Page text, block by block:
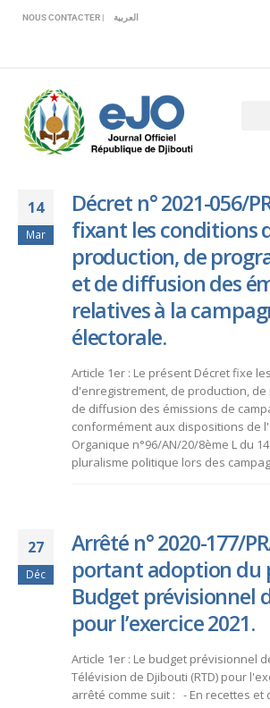
comprend
système
NOUS CONTACTER | العربية
14
Mar
Décret n° 2021-056/
fixant les conditions
production, de
et de diffusion des
relatives à la
électorale.
Article 1er : Le présent Décret fixe
d'enregistrement, de production,
de diffusion des émissions de
conformément aux dispositions de
Organique n°96/AN/20/8ème L du
pluralisme politique lors des
27
Déc
Arrêté n° 2020-177/
portant adoption du
Budget prévisionnel
pour l’exercice 2021.
Article 1er : Le budget prévisionnel
Télévision de Djibouti (RTD) pour
arrêté comme suit : - En recettes et